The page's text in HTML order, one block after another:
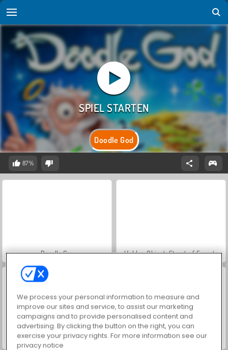
Doodle God
87%
Doodle Car Hidden Object: Street of Secrets
VegaMix Da Vinci Puzzles ASMR Makeover & Makeup Studio
We process your personal information to measure and
improve our sites and service, to assist our marketing
campaigns and to provide personalised content and
advertising. By clicking the button on the right, you can
exercise your privacy rights. For more information see our
privacy notice